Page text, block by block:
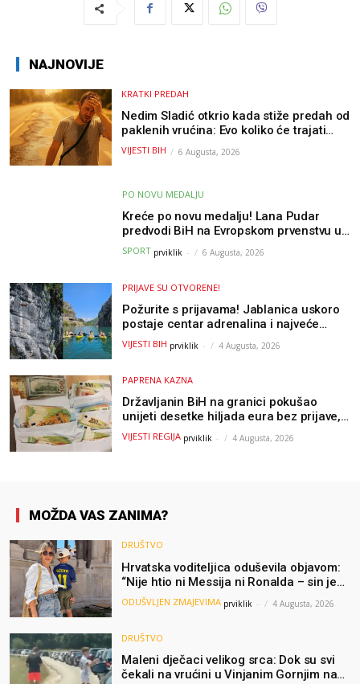
NAJNOVIJE
KRATKI PREDAH
Nedim Sladić otkrio kada stiže predah od
paklenih vrućina: Evo koliko će trajati
osvježenje u BiH
VIJESTI BIH 6 Augusta, 2026
PO NOVU MEDALJU
Kreće po novu medalju! Lana Pudar
predvodi BiH na Evropskom prvenstvu u
Parizu
SPORT prviklik - 6 Augusta, 2026
PRIJAVE SU OTVORENE!
Požurite s prijavama! Jablanica uskoro
postaje centar adrenalina i najveće
outdoor avanture ovog ljeta
VIJESTI BIH prviklik - 4 Augusta, 2026
PAPRENA KAZNA
Državljanin BiH na granici pokušao
unijeti desetke hiljada eura bez prijave,
uslijedila “paprena” kazna
VIJESTI REGIJA prviklik - 4 Augusta, 2026
MOŽDA VAS ZANIMA?
DRUŠTVO
Hrvatska voditeljica oduševila objavom:
“Nije htio ni Messija ni Ronalda – sin je
želio samo dres Bosne”
ODUŠVLJEN ZMAJEVIMA prviklik - 4 Augusta, 2026
DRUŠTVO
Maleni dječaci velikog srca: Dok su svi
čekali na vrućini u Vinjanim Gornjim na